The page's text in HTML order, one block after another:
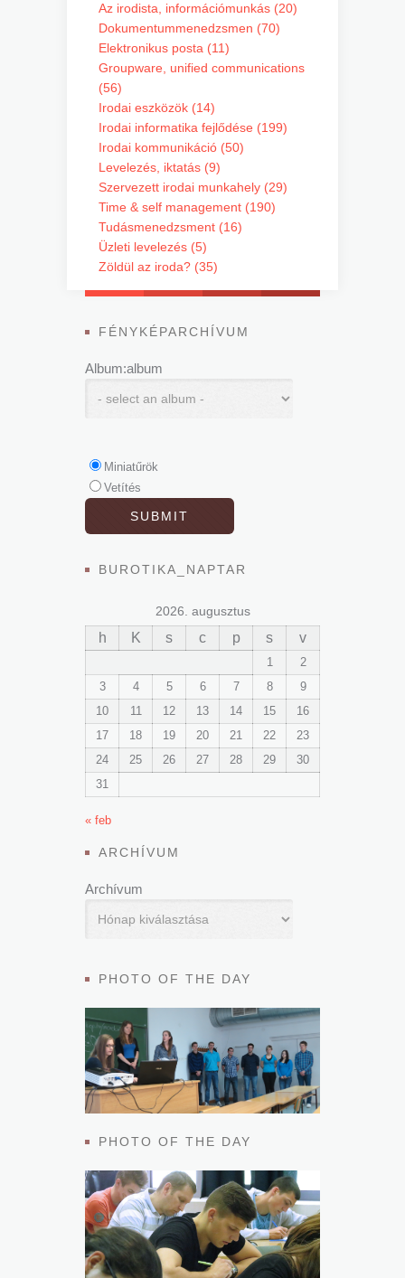
Az irodista, információmunkás (20)
Dokumentummenedzsmen (70)
Elektronikus posta (11)
Groupware, unified communications
(56)
Irodai eszközök (14)
Irodai informatika fejlődése (199)
Irodai kommunikáció (50)
Levelezés, iktatás (9)
Szervezett irodai munkahely (29)
Time & self management (190)
Tudásmenedzsment (16)
Üzleti levelezés (5)
Zöldül az iroda? (35)
FÉNYKÉPARCHÍVUM
Album:album
Miniatűrök
Vetítés
BUROTIKA_NAPTAR
2026. augusztus
h K s c p s v
1
2
3
4 5 6 7 8
9
10
11 12 13 14 15
16
17
18 19 20 21 22
23
24
25 26 27 28 29
30
31
« feb
ARCHÍVUM
Archívum
PHOTO OF THE DAY
PHOTO OF THE DAY